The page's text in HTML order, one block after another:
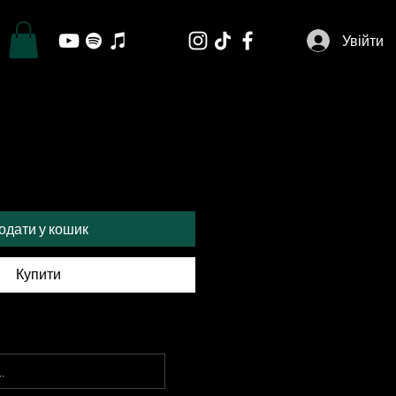
Увійти
у кошик
Купити